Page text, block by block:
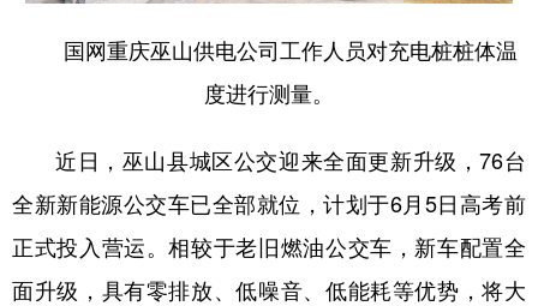
国网重庆巫山供电公司工作人员对充电桩桩体温
度进行测量。
近日，巫山县城区公交迎来全面更新升级，76台
全新新能源公交车已全部就位，计划于6月5日高考前
正式投入营运。相较于老旧燃油公交车，新车配置全
面升级，具有零排放、低噪音、低能耗等优势，将大